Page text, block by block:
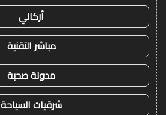
أركاني
مباشر التقنية
مدونة صحبة
شرقيات السياحة